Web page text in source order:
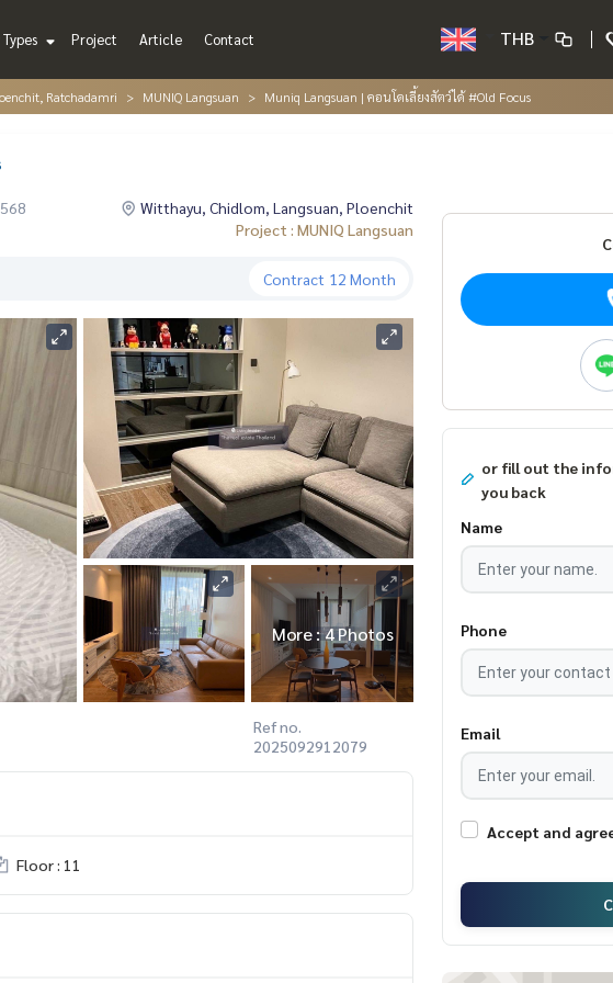
Project Article Contact THB
Ratchadamri MUNIQ Langsuan Muniq Langsuan | คอนโดเลี้ยงสัตว์ได้ #Old Focus
Witthayu, Chidlom, Langsuan, Ploenchit
Project : MUNIQ Langsuan
Contract 12 Month
More : 4 Photos
Ref no.
2025092912079
Floor : 11
or fill out the
you back
Name
Phone
Email
Accept and